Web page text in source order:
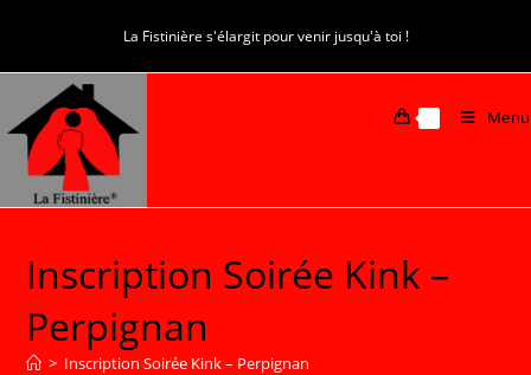
La Fistinière s'élargit pour venir jusqu'à toi !
Menu
Inscription Soirée Kink –
Perpignan
> Inscription Soirée Kink – Perpignan